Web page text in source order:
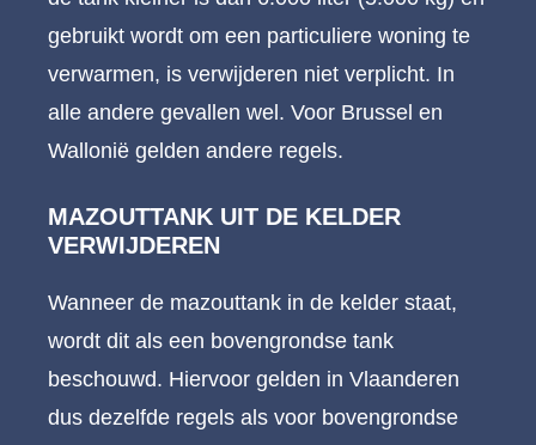
gebruikt wordt om een particuliere woning te
verwarmen, is verwijderen niet verplicht. In
alle andere gevallen wel. Voor Brussel en
Wallonië gelden andere regels.
MAZOUTTANK UIT DE KELDER
VERWIJDEREN
Wanneer de mazouttank in de kelder staat,
wordt dit als een bovengrondse tank
beschouwd. Hiervoor gelden in Vlaanderen
dus dezelfde regels als voor bovengrondse